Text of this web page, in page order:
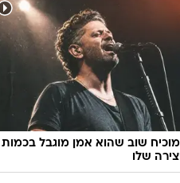
מוכיח שוב שהוא אמן מוגבל בכמות
שלו